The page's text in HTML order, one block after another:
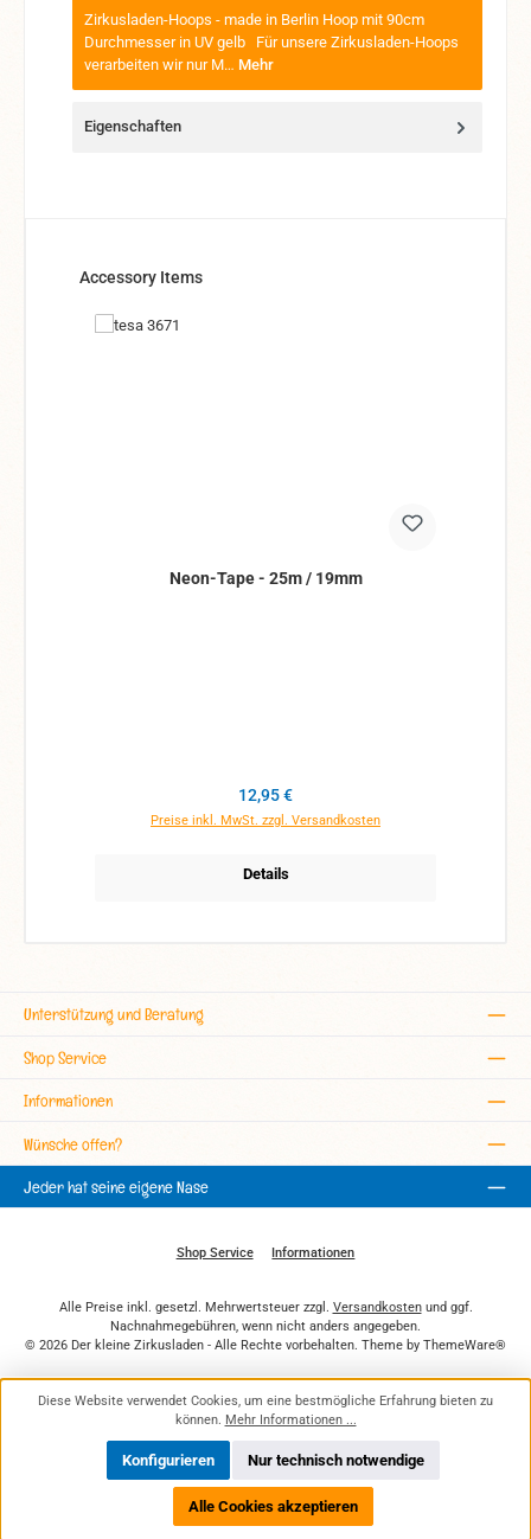
Zirkusladen-Hoops - made in Berlin Hoop mit 90cm
Durchmesser in UV gelb Für unsere Zirkusladen-Hoops
verarbeiten wir nur M… Mehr
Eigenschaften
Produktgalerie überspringen
Accessory Items
Neon-Tape - 25m / 19mm
Regulärer Preis:
12,95 €
Preise inkl. MwSt. zzgl. Versandkosten
Details
Unterstützung und Beratung
Shop Service
Informationen
Wünsche offen?
Jeder hat seine eigene Nase
Shop Service Informationen
Alle Preise inkl. gesetzl. Mehrwertsteuer zzgl. Versandkostenund ggf.
Nachnahmegebühren, wenn nicht anders angegeben.
© 2026 Der kleine Zirkusladen - Alle Rechte vorbehalten. Theme by ThemeWare®
Diese Website verwendet Cookies, um eine bestmögliche Erfahrung bieten zu
können. Mehr Informationen ...
Nur technisch notwendige
Konfigurieren
Alle Cookies akzeptieren